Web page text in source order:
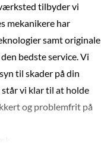
tilbyder vi
mekanikere har
samt originale
bedste service. Vi
til skader på din
vi klar til at holde
og problemfrit på